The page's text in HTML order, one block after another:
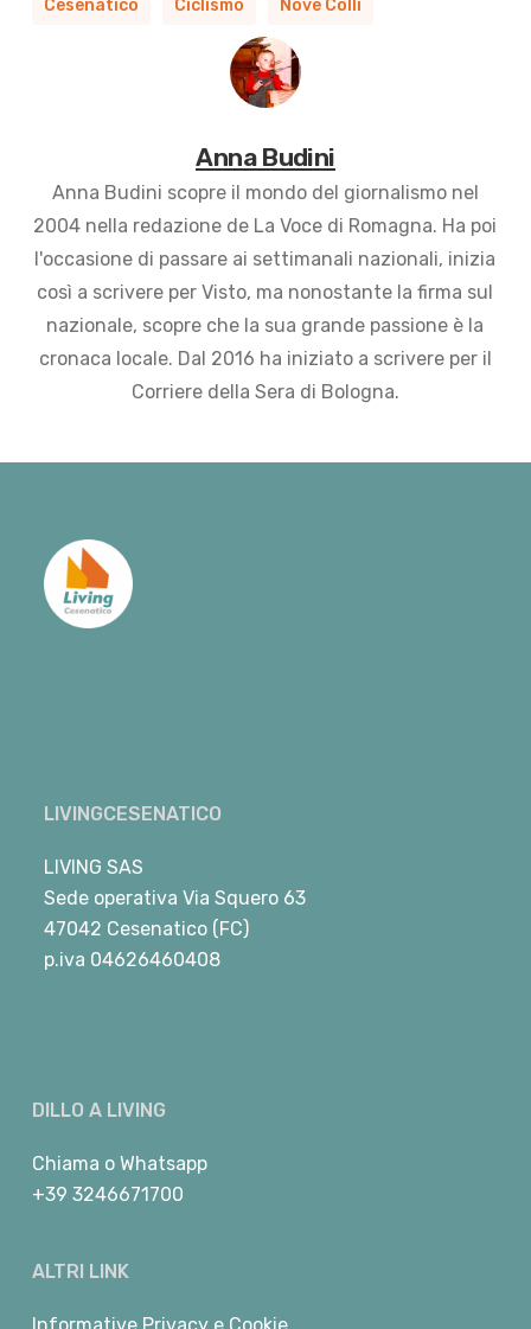
Cesenatico Ciclismo Nove Colli
Anna Budini
Anna Budini scopre il mondo del giornalismo nel
2004 nella redazione de La Voce di Romagna. Ha poi
l'occasione di passare ai settimanali nazionali, inizia
così a scrivere per Visto, ma nonostante la firma sul
nazionale, scopre che la sua grande passione è la
cronaca locale. Dal 2016 ha iniziato a scrivere per il
Corriere della Sera di Bologna.
LIVINGCESENATICO
LIVING SAS
Sede operativa Via Squero 63
47042 Cesenatico (FC)
p.iva 04626460408
DILLO A LIVING
Chiama o Whatsapp
+39 3246671700
ALTRI LINK